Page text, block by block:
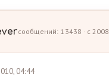
сообщений: 13438 · с
04:44